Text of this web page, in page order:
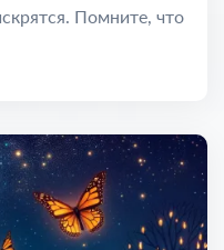
Помните, что